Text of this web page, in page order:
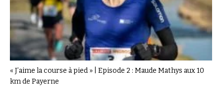
« J’aime la course à pied » | Episode 2 : Maude Mathys aux 10
km de Payerne